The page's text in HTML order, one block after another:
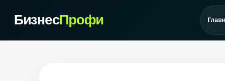
БизнесПрофи